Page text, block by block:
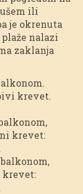
ili
je okrenuta
nalazi
zaklanja
krevet.
krevet:
krevet: